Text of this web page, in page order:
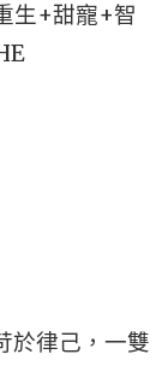
生+甜寵+智
於律己，一雙